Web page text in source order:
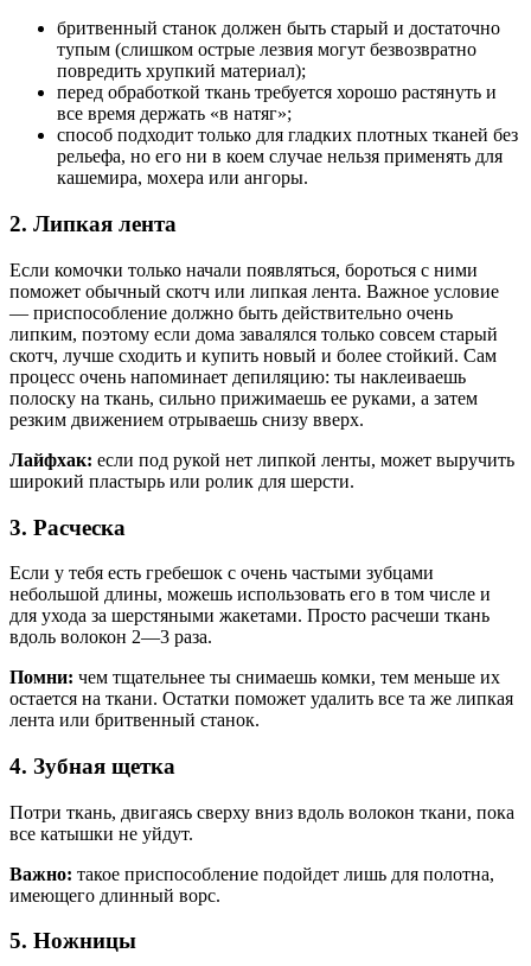
бритвенный станок должен быть старый и достаточно
тупым (слишком острые лезвия могут безвозвратно
повредить хрупкий материал);
перед обработкой ткань требуется хорошо растянуть и
все время держать «в натяг»;
способ подходит только для гладких плотных тканей без
рельефа, но его ни в коем случае нельзя применять для
кашемира, мохера или ангоры.
2. Липкая лента
Если комочки только начали появляться, бороться с ними
поможет обычный скотч или липкая лента. Важное условие
— приспособление должно быть действительно очень
липким, поэтому если дома завалялся только совсем старый
скотч, лучше сходить и купить новый и более стойкий. Сам
процесс очень напоминает депиляцию: ты наклеиваешь
полоску на ткань, сильно прижимаешь ее руками, а затем
резким движением отрываешь снизу вверх.
Лайфхак: если под рукой нет липкой ленты, может выручить
широкий пластырь или ролик для шерсти.
3. Расческа
Если у тебя есть гребешок с очень частыми зубцами
небольшой длины, можешь использовать его в том числе и
для ухода за шерстяными жакетами. Просто расчеши ткань
вдоль волокон 2—3 раза.
Помни: чем тщательнее ты снимаешь комки, тем меньше их
остается на ткани. Остатки поможет удалить все та же липкая
лента или бритвенный станок.
4. Зубная щетка
Потри ткань, двигаясь сверху вниз вдоль волокон ткани, пока
все катышки не уйдут.
Важно: такое приспособление подойдет лишь для полотна,
имеющего длинный ворс.
5. Ножницы